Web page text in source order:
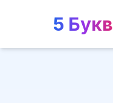
5 Букв